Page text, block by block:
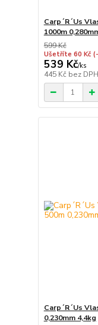
Carp´R´Us
1000m
599 Kč
Ušetříte 60 Kč
539 Kč/ks
445 Kč bez DPH
Carp´R´Us
0,230mm 4,4kg